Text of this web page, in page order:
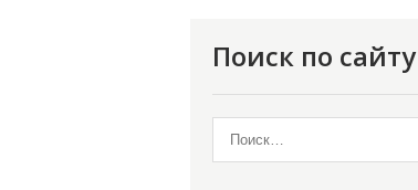
Поиск по сайту